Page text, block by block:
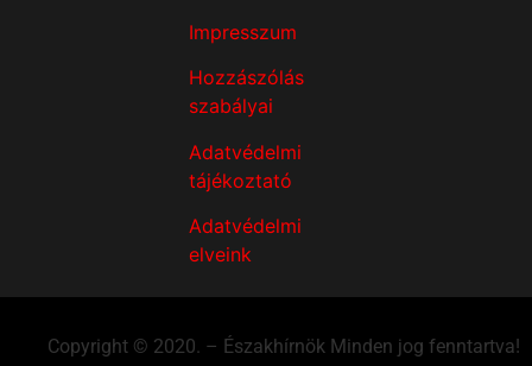
Impresszum
Hozzászólás
szabályai
Adatvédelmi
tájékoztató
Adatvédelmi
elveink
Copyright © 2020. – Északhírnök Minden jog fenntartva!